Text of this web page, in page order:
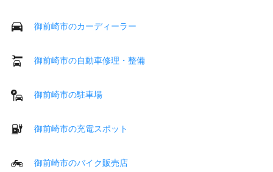
御前崎市のカーディーラー
御前崎市の自動車修理・整備
御前崎市の駐車場
御前崎市の充電スポット
御前崎市のバイク販売店